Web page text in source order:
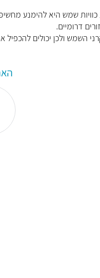
דרומיים.
השמש ולכן יכולים